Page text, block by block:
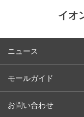
イオ
ニュース
モールガイド
お問い合わせ